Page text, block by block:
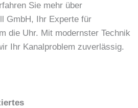
Sie mehr über
GmbH, Ihr Experte für
die Uhr. Mit modernster Technik
Ihr Kanalproblem zuverlässig.